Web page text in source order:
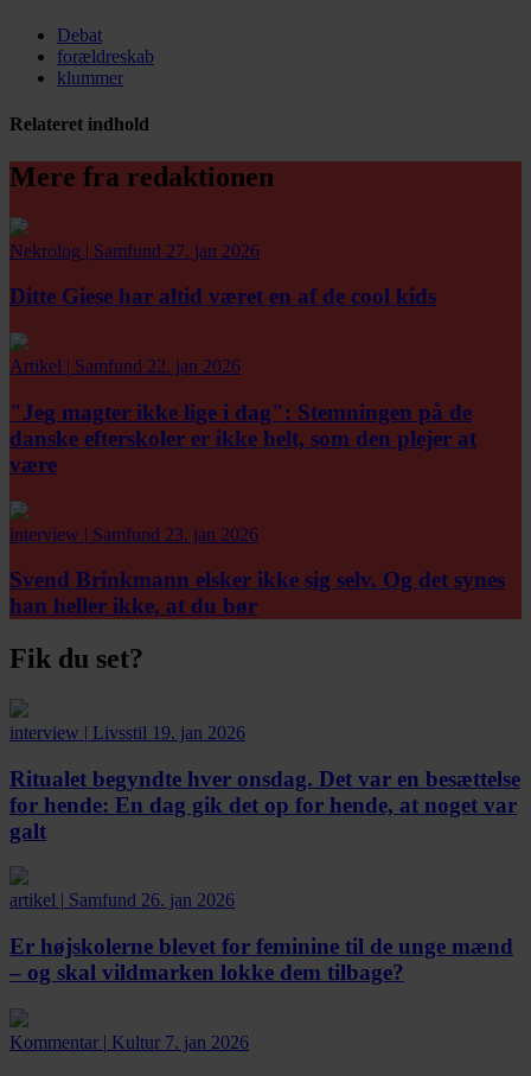
Debat
forældreskab
klummer
Relateret indhold
Mere fra redaktionen
Nekrolog | Samfund 27. jan 2026
Ditte Giese har altid været en af de cool kids
Artikel | Samfund 22. jan 2026
"Jeg magter ikke lige i dag": Stemningen på de
danske efterskoler er ikke helt, som den plejer at
være
interview | Samfund 23. jan 2026
Svend Brinkmann elsker ikke sig selv. Og det synes
han heller ikke, at du bør
Fik du set?
interview | Livsstil 19. jan 2026
Ritualet begyndte hver onsdag. Det var en besættelse
for hende: En dag gik det op for hende, at noget var
galt
artikel Samfund 26. jan 2026
Er højskolerne blevet for feminine til de unge mænd
– og skal vildmarken lokke dem tilbage?
Kommentar | Kultur 7. jan 2026